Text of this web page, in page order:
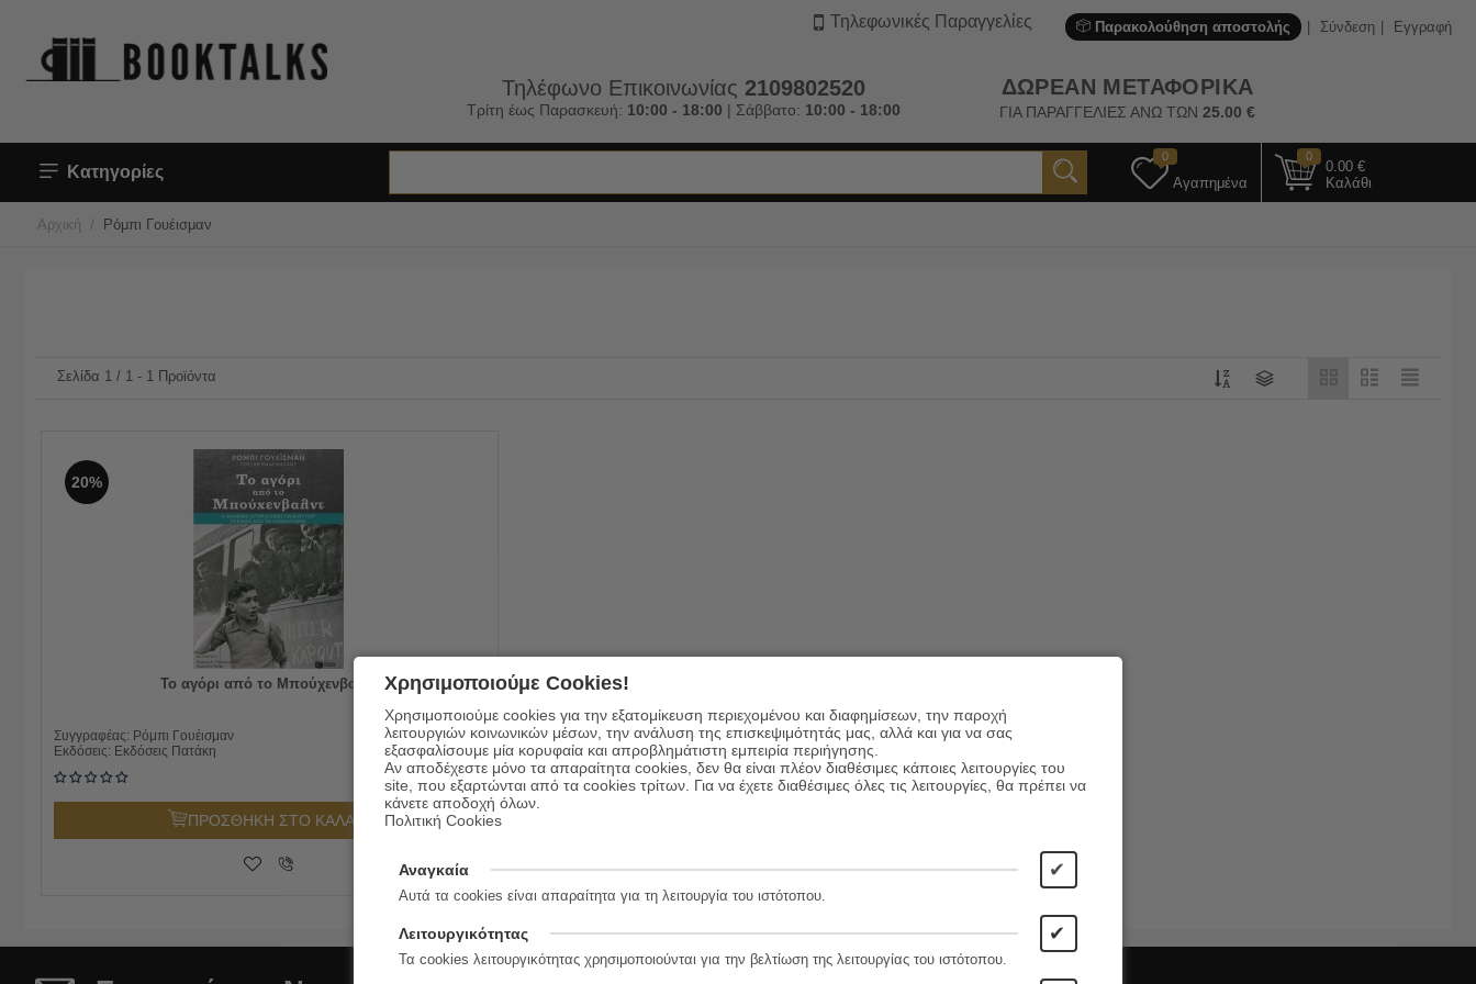
Παρακολούθηση αποστολής Σύνδεση Εγγραφή
Τηλεφωνικές Παραγγελίες
Τηλέφωνο Επικοινωνίας 2109802520
Τρίτη έως Παρασκευή: 10:00 - 18:00 | Σάββατο: 10:00 - 18:00
ΔΩΡΕΑΝ ΜΕΤΑΦΟΡΙΚΑ
ΓΙΑ ΠΑΡΑΓΓΕΛΙΕΣ ΑΝΩ ΤΩΝ25.00 €
Κατηγορίες
0
Αγαπημένα
0
0.00 €
Καλάθι
Αρχική / Ρόμπι Γουέισμαν
Σελίδα 1 / 1 - 1 Προϊόντα
20%
Το αγόρι από το Μπούχενβαλντ
Συγγραφέας: Ρόμπι Γουέισμαν
Εκδόσεις: Εκδόσεις Πατάκη
16.60 €
13.28 €
ΠΡΟΣΘΗΚΗ ΣΤΟ ΚΑΛΑΘΙ
Χρησιμοποιούμε Cookies!
Χρησιμοποιούμε cookies για την εξατομίκευση περιεχομένου και διαφημίσεων, την παροχή
λειτουργιών κοινωνικών μέσων, την ανάλυση της επισκεψιμότητάς μας, αλλά και για να σας
εξασφαλίσουμε μία κορυφαία και απροβλημάτιστη εμπειρία περιήγησης.
Αν αποδέχεστε μόνο τα απαραίτητα cookies, δεν θα είναι πλέον διαθέσιμες κάποιες λειτουργίες του
site, που εξαρτώνται από τα cookies τρίτων. Για να έχετε διαθέσιμες όλες τις λειτουργίες, θα πρέπει να
κάνετε αποδοχή όλων.
Πολιτική Cookies
Αναγκαία ✔
Αυτά τα cookies είναι απαραίτητα για τη λειτουργία του ιστότοπου.
Λειτουργικότητας ✔
Τα cookies λειτουργικότητας χρησιμοποιούνται για την βελτίωση της λειτουργίας του ιστότοπου.